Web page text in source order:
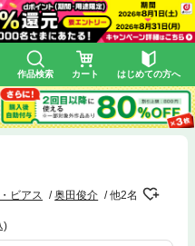
作品検索 カート はじめての方へ
ビアス 奥田俊介 他2名
)